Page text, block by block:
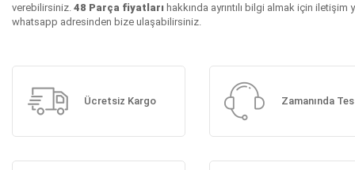
verebilirsiniz. 48 Parça fiyatları hakkında ayrıntılı bilgi almak için iletişim
whatsapp adresinden bize ulaşabilirsiniz.
Ücretsiz Kargo Zamanında